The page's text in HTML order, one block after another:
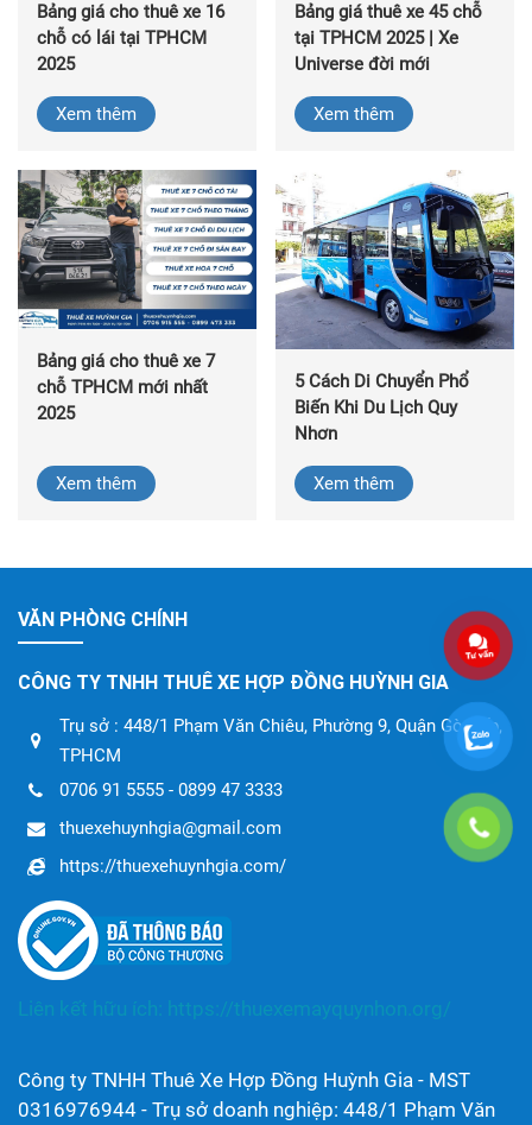
Bảng giá cho thuê xe 16
chỗ có lái tại TPHCM
2025
Xem thêm
Bảng giá thuê xe 45 chỗ
tại TPHCM 2025 | Xe
Universe đời mới
Xem thêm
Bảng giá cho thuê xe 7
chỗ TPHCM mới nhất
2025
Xem thêm
5 Cách Di Chuyển Phổ
Biến Khi Du Lịch Quy
Nhơn
Xem thêm
VĂN PHÒNG CHÍNH
CÔNG TY TNHH THUÊ XE HỢP ĐỒNG HUỲNH GIA
Trụ sở : 448/1 Phạm Văn Chiêu, Phường 9, Quận Gò Vấp,
TPHCM
0706 91 5555 - 0899 47 3333
thuexehuynhgia@gmail.com
https://thuexehuynhgia.com/
Liên kết hữu ích: https://thuexemayquynhon.org/
Công ty TNHH Thuê Xe Hợp Đồng Huỳnh Gia - MST
0316976944 - Trụ sở doanh nghiệp: 448/1 Phạm Văn